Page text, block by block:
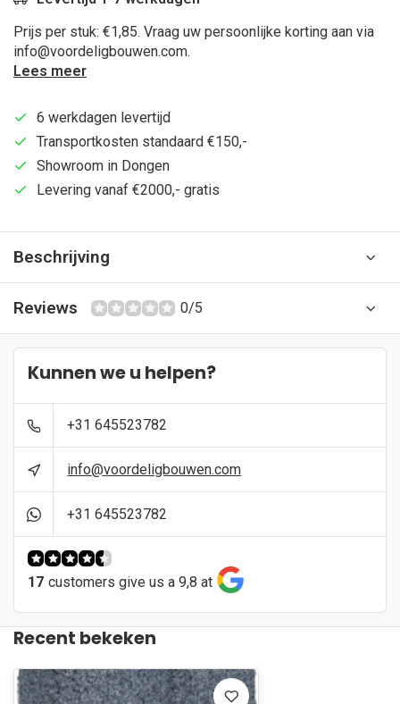
Prijs per stuk: €1,85. Vraag uw persoonlijke korting aan via
info@voordeligbouwen.com.
Lees meer
6 werkdagen levertijd
Transportkosten standaard €150,-
Showroom in Dongen
Levering vanaf €2000,- gratis
Beschrijving
Reviews 0/5
Kunnen we u helpen?
+31 645523782
info@voordeligbouwen.com
+31 645523782
17 customers give us a 9,8 at
Recent bekeken